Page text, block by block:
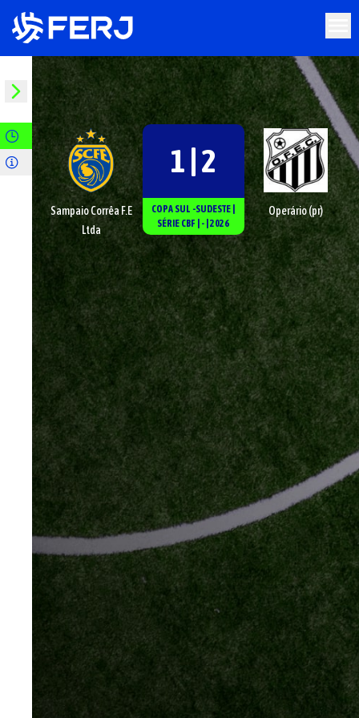
Sampaio Corrêa F.E
Ltda
1 | 2
COPA SUL -SUDESTE
SÉRIE CBF - 2026
Operário (pr)